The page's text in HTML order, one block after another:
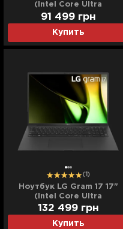
(Intel Core Ultra
7/16GB/4TB (SSD)/Intel
Arc) (17Z90S-G.AAB5U13)
(Standard)
Купить
91 499 грн
(1)
Ноутбук LG Gram 17 17"
(Intel Core Ultra
7/16GB/8TB (SSD)/Intel
Arc) (17Z90S-G.AAB5U14)
(Standard)
Купить
132 499 грн